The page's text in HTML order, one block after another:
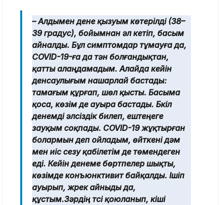
– Алдымен дене қызуым көтерілді (38–
39 градус), бойымнан әл кетіп, басым
айналды. Бұл симптомдар тұмауға да,
COVID-19-ға да тән болғандықтан,
қатты алаңдамадым. Алайда кейін
денсаулығым нашарлай бастады:
тамағым құрғап, шөл қысты. Басыма
қоса, көзім де ауыра бастады. Бүкіл
денемді әлсіздік билеп, ештеңеге
зауқым соқпады. COVID-19 жұқтырған
болармын деп ойладым, өйткені дәм
мен иіс сезу қабілетім де төмендеген
еді. Кейін денеме бөртпелер шықты,
көзімде конъюнктивит байқалды. Ішіп
ауырып, жүрек айныды да,
құстым.Зәрдің түсі қоюланып, кіші